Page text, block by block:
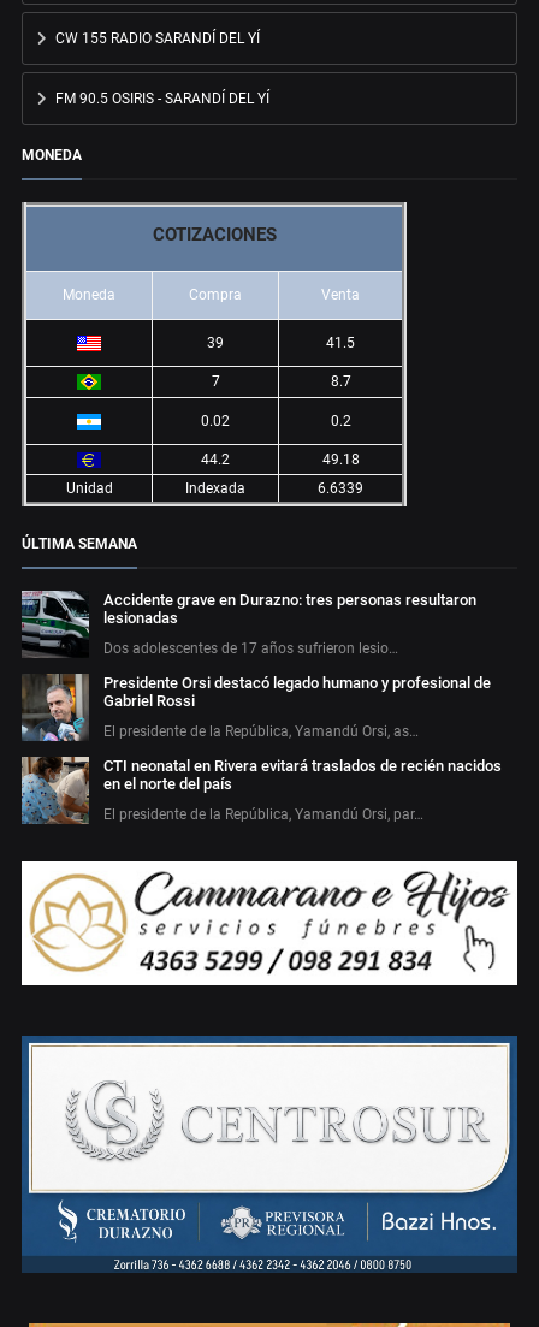
CW 155 RADIO SARANDÍ DEL YÍ
FM 90.5 OSIRIS - SARANDÍ DEL YÍ
MONEDA
COTIZACIONES
Moneda Compra Venta
39 41.5
7 8.7
0.02 0.2
44.2
49.18
Unidad
Indexada 6.6339
ÚLTIMA SEMANA
Accidente grave en Durazno: tres personas resultaron
lesionadas
Dos adolescentes de 17 años sufrieron lesio…
Presidente Orsi destacó legado humano y profesional de
Gabriel Rossi
El presidente de la República, Yamandú Orsi, as…
CTI neonatal en Rivera evitará traslados de recién nacidos
en el norte del país
El presidente de la República, Yamandú Orsi, par…